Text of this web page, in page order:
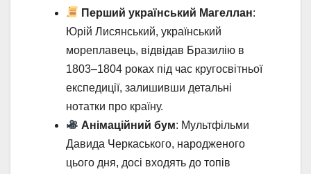
Перший український Магеллан:
Юрій Лисянський, український
мореплавець, відвідав Бразилію в
1803–1804 роках під час кругосвітньої
експедиції, залишивши детальні
нотатки про країну.
Анімаційний бум: Мультфільми
Давида Черкаського, народженого
цього дня, досі входять до топів